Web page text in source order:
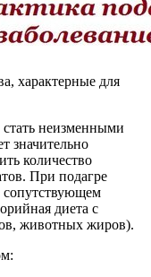
характерные для
неизменными
значительно
количество
При подагре
сопутствующем
диета с
животных жиров).